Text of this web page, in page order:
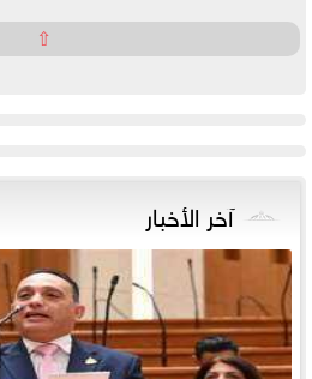
⇧
آخر الأخبار